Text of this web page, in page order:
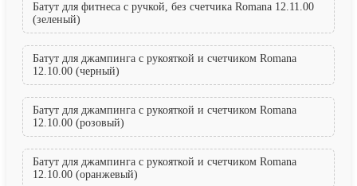
Батут для фитнеса с ручкой, без счетчика Romana 12.11.00
(зеленый)
Батут для джампинга с рукояткой и счетчиком Romana
12.10.00 (черный)
Батут для джампинга с рукояткой и счетчиком Romana
12.10.00 (розовый)
Батут для джампинга с рукояткой и счетчиком Romana
12.10.00 (оранжевый)